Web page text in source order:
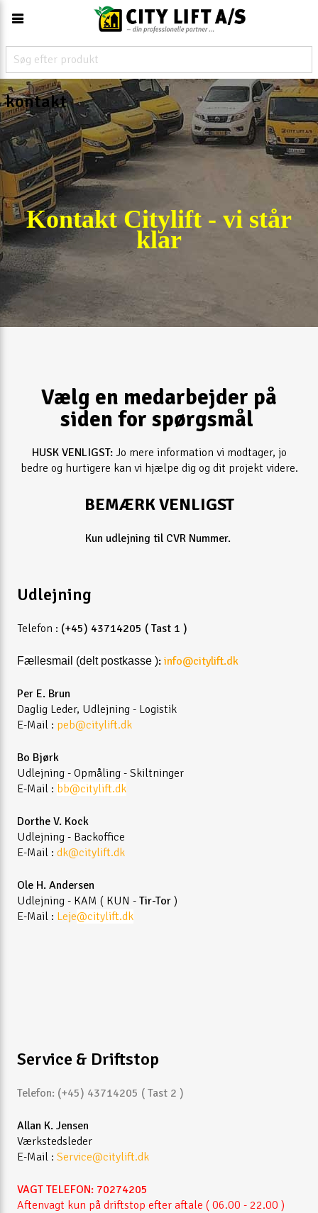
kontakt
Kontakt Citylift - vi står
klar
Vælg en medarbejder på
siden for spørgsmål
HUSK VENLIGST:Jo mere information vi modtager, jo
bedre og hurtigere kan vi hjælpe dig og dit projekt videre.
BEMÆRK VENLIGST
Kun udlejning til CVR Nummer.
Udlejning
Telefon : (+45) 43714205 ( Tast 1 )
Fællesmail (delt postkasse ): info@citylift.dk
Per E. Brun
Daglig Leder, Udlejning - Logistik
E-Mail : peb@citylift.dk
Bo Bjørk
Udlejning - Opmåling - Skiltninger
E-Mail : bb@citylift.dk
Dorthe V. Kock
Udlejning - Backoffice
E-Mail : dk@citylift.dk
Ole H. Andersen
Udlejning - KAM ( KUN - Tir-Tor )
E-Mail : Leje@citylift.dk
Service & Driftstop
Telefon: (+45) 43714205 ( Tast 2 )
Allan K. Jensen
Værkstedsleder
E-Mail : Service@citylift.dk
VAGT TELEFON: 70274205
Aftenvagt kun på driftstop efter aftale ( 06.00 - 22.00 )